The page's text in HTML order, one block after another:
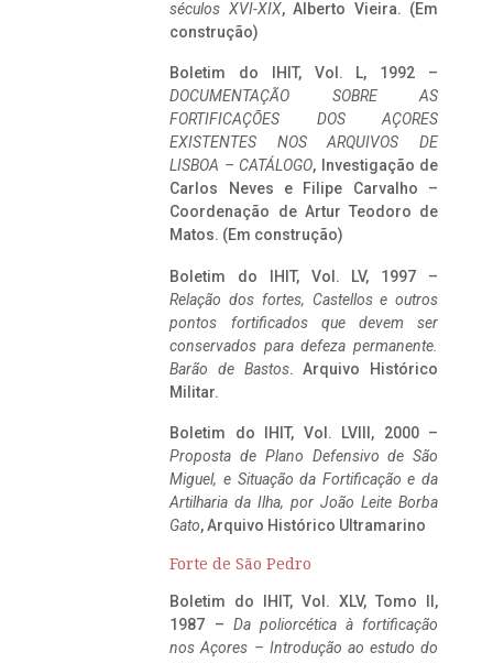
séculos XVI-XIX, Alberto Vieira. (Em
construção)
Boletim do IHIT, Vol. L, 1992 –
DOCUMENTAÇÃO SOBRE AS
FORTIFICAÇÕES DOS AÇORES
EXISTENTES NOS ARQUIVOS DE
LISBOA – CATÁLOGO, Investigação de
Carlos Neves e Filipe Carvalho –
Coordenação de Artur Teodoro de
Matos. (Em construção)
Boletim do IHIT, Vol. LV, 1997 –
Relação dos fortes, Castellos e outros
pontos fortificados que devem ser
conservados para defeza permanente.
Barão de Bastos. Arquivo Histórico
Militar.
Boletim do IHIT, Vol. LVIII, 2000 –
Proposta de Plano Defensivo de São
Miguel, e Situação da Fortificação e da
Artilharia da Ilha, por João Leite Borba
Gato, Arquivo Histórico Ultramarino
Forte de São Pedro
Boletim do IHIT, Vol. XLV, Tomo II,
1987 – Da poliorcética à fortificação
nos Açores – Introdução ao estudo do